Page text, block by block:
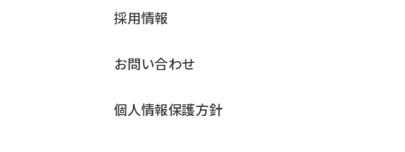
採用情報
お問い合わせ
個人情報保護方針